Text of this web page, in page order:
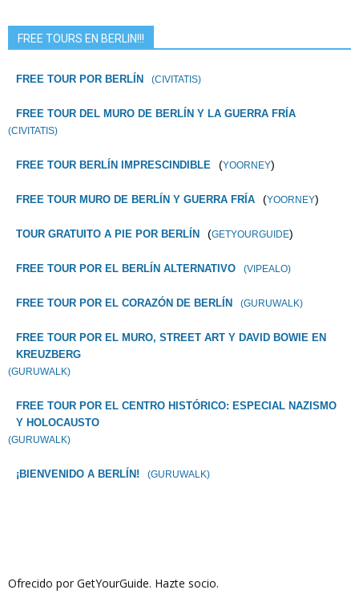
FREE TOURS EN BERLIN!!!
FREE TOUR POR BERLÍN (CIVITATIS)
FREE TOUR DEL MURO DE BERLÍN Y LA GUERRA FRÍA
(CIVITATIS)
FREE TOUR BERLÍN IMPRESCINDIBLE (YOORNEY)
FREE TOUR MURO DE BERLÍN Y GUERRA FRÍA (YOORNEY)
TOUR GRATUITO A PIE POR BERLÍN (GETYOURGUIDE)
FREE TOUR POR EL BERLÍN ALTERNATIVO (VIPEALO)
FREE TOUR POR EL CORAZÓN DE BERLÍN (GURUWALK)
FREE TOUR POR EL MURO, STREET ART Y DAVID BOWIE EN
KREUZBERG
(GURUWALK)
FREE TOUR POR EL CENTRO HISTÓRICO: ESPECIAL NAZISMO
Y HOLOCAUSTO
(GURUWALK)
¡BIENVENIDO A BERLÍN! (GURUWALK)
Ofrecido por GetYourGuide. Hazte socio.